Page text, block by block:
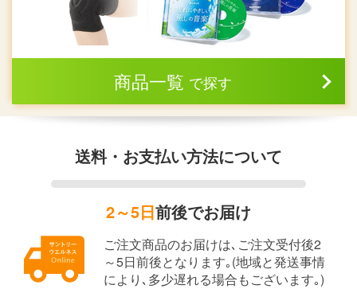
商品一覧 で探す
送料・お支払い方法について
2～5日前後でお届け
ご注文商品のお届けは､ご注文受付後2
～5日前後となります｡(地域と発送事情
により､多少遅れる場合もございます｡)